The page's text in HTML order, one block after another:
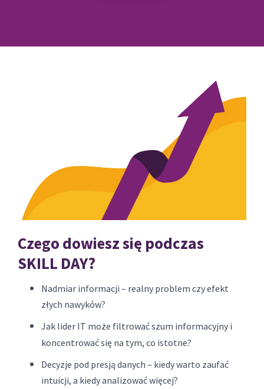
Czego dowiesz się podczas
SKILL DAY?
Nadmiar informacji – realny problem czy efekt
złych nawyków?
Jak lider IT może filtrować szum informacyjny i
koncentrować się na tym, co istotne?
Decyzje pod presją danych – kiedy warto zaufać
intuicji, a kiedy analizować więcej?